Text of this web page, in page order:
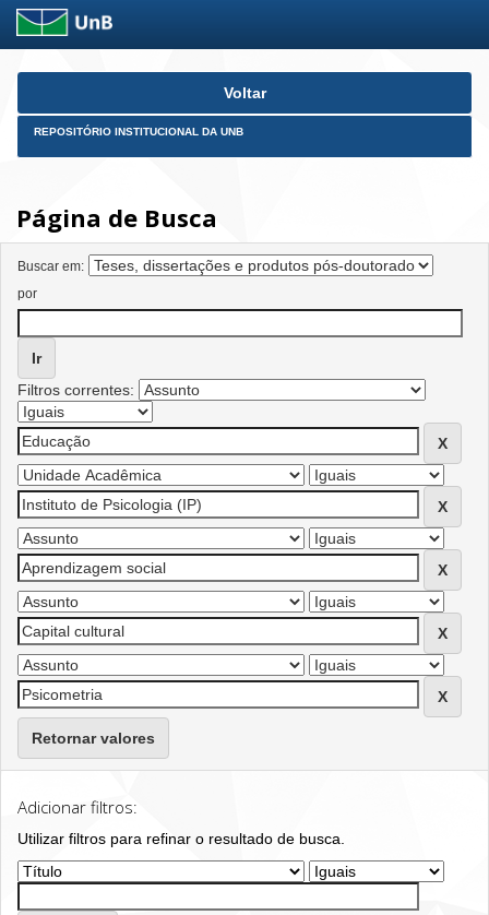
Skip
Voltar
REPOSITÓRIO INSTITUCIONAL DA UNB
Página de Busca
Buscar em:
por
Filtros correntes:
Retornar valores
Adicionar filtros:
Utilizar filtros para refinar o resultado de busca.